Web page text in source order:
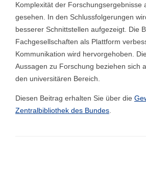
Komplexität der Forschungsergebnisse
gesehen. In den Schlussfolgerungen
besserer Schnittstellen aufgezeigt. Die
Fachgesellschaften als Plattform
Kommunikation wird hervorgehoben.
Aussagen zu Forschung beziehen sich
den universitären Bereich.
Diesen Beitrag erhalten Sie über die
Zentralbibliothek des Bundes